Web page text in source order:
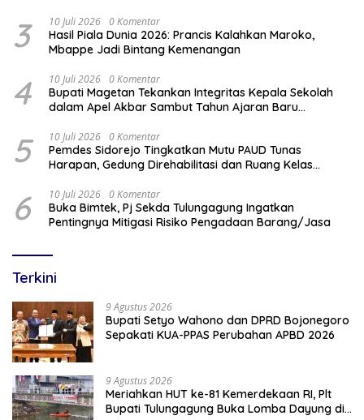
3 10 Juli 2026 0 Komentar
Hasil Piala Dunia 2026: Prancis Kalahkan Maroko,
Mbappe Jadi Bintang Kemenangan
4 10 Juli 2026 0 Komentar
Bupati Magetan Tekankan Integritas Kepala Sekolah
dalam Apel Akbar Sambut Tahun Ajaran Baru
5 10 Juli 2026 0 Komentar
Pemdes Sidorejo Tingkatkan Mutu PAUD Tunas
Harapan, Gedung Direhabilitasi dan Ruang Kelas
6 10 Juli 2026 0 Komentar
Buka Bimtek, Pj Sekda Tulungagung Ingatkan
Pentingnya Mitigasi Risiko Pengadaan Barang/Jasa
Terkini
9 Agustus 2026
Bupati Setyo Wahono dan DPRD Bojonegoro
Sepakati KUA-PPAS Perubahan APBD 2026
9 Agustus 2026
Meriahkan HUT ke-81 Kemerdekaan RI, Plt
Bupati Tulungagung Buka Lomba Dayung di